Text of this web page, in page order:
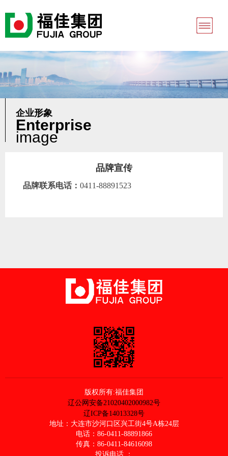
企业形象
Enterprise
image
品牌宣传
品牌联系电话：0411-88891523
版权所有:福佳集团
辽公网安备21020402000982号
辽ICP备14013328号
地址：大连市沙河口区兴工街4号A栋24层
电话：86-0411-88891866
传真：86-0411-84616098
投诉电话 ：